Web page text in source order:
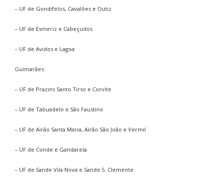
– UF de Gondifelos, Cavalões e Outiz
– UF de Esmeriz e Cabeçudos
– UF de Avidos e Lagoa
Guimarães:
– UF de Prazins Santo Tirso e Corvite
– UF de Tabuadelo e São Faustino
– UF de Airão Santa Maria, Airão São João e Vermil
– UF de Conde e Gandarela
– UF de Sande Vila Nova e Sande S. Clemente